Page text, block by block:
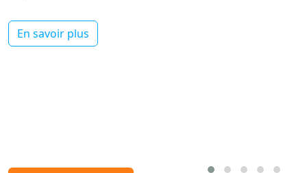
En savoir plus